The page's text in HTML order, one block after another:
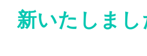
新いたしまし